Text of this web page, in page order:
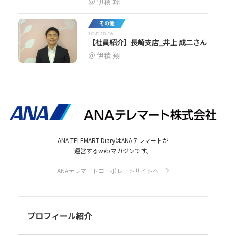
その他
2021.02.16
【社員紹介】長崎支店_井上 成二さん
伊積 翔
ANA TELEMART DiaryはANAテレマートが
運営するwebマガジンです。
ANAテレマートコーポレートサイトへ
プロフィール紹介